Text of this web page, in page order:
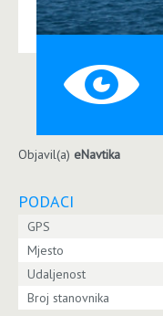
Objavil(a) eNavtika
PODACI
GPS
Mjesto
Udaljenost
Broj stanovnika